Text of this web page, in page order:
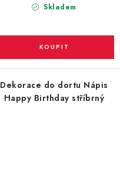
Skladem
Dekorace do dortu Nápis
Happy Birthday stříbrný